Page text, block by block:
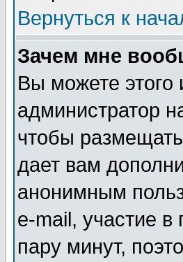
Вернуться к
Зачем мне
Вы можете этого
администратор
чтобы
дает вам
анонимным
e-mail, участие в
пару минут,